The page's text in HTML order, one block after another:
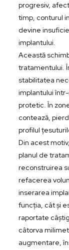
progresiv,
timp, conturul
devine
implantului.
Această
tratamentului.
stabilitatea
implantului
protetic. În
contează,
profilul
Din acest
planul de
reconstruirea
refacerea
inserarea
funcția, cât și
raportate
câtorva
augmentare,